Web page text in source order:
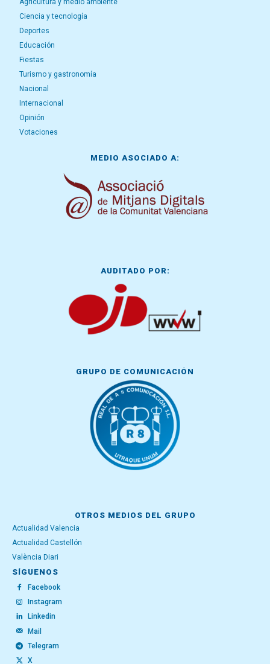
Agricultura y medio ambiente
Ciencia y tecnología
Deportes
Educación
Fiestas
Turismo y gastronomía
Nacional
Internacional
Opinión
Votaciones
MEDIO ASOCIADO A:
AUDITADO POR:
GRUPO DE COMUNICACIÓN
OTROS MEDIOS DEL GRUPO
Actualidad Valencia
Actualidad Castellón
València Diari
SÍGUENOS
Facebook
Instagram
Linkedin
Mail
Telegram
X